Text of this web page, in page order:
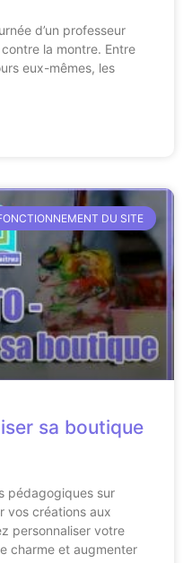
d’un professeur
la montre. Entre
eux-mêmes, les
DU SITE
sa boutique
pédagogiques sur
vos créations aux
personnaliser votre
charme et augmenter